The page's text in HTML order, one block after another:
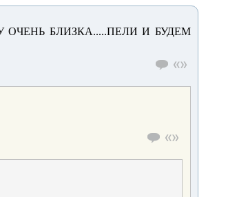
ОЧЕНЬ БЛИЗКА.....ПЕЛИ И БУДЕМ